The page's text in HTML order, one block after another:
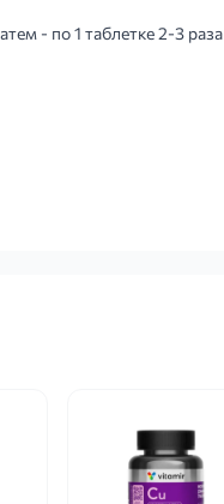
- по 1 таблетке 2-3 раза